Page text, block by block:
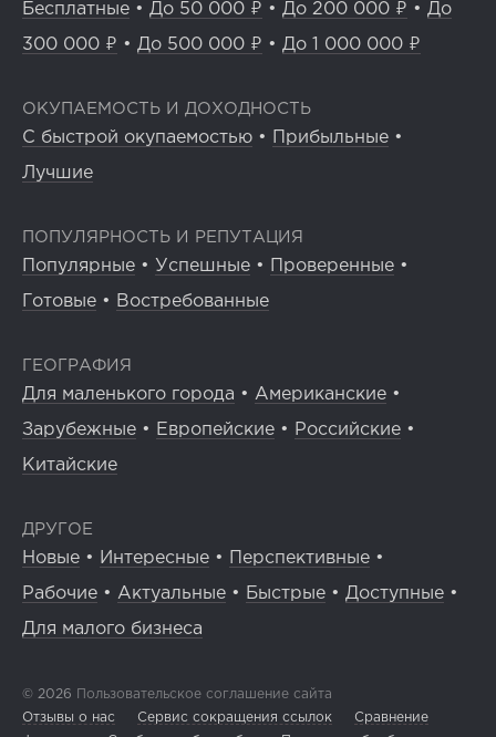
Бесплатные • До 50 000 ₽ • До 200 000 ₽ • До
300 000 ₽ • До 500 000 ₽ • До 1 000 000 ₽
ОКУПАЕМОСТЬ И ДОХОДНОСТЬ
С быстрой окупаемостью • Прибыльные •
Лучшие
ПОПУЛЯРНОСТЬ И РЕПУТАЦИЯ
Популярные • Успешные • Проверенные •
Готовые • Востребованные
ГЕОГРАФИЯ
Для маленького города • Американские •
Зарубежные • Европейские • Российские •
Китайские
ДРУГОЕ
Новые • Интересные • Перспективные •
Рабочие • Актуальные • Быстрые • Доступные •
Для малого бизнеса
© 2026 Пользовательское соглашение сайта
Отзывы о нас
Сервис сокращения ссылок
Сравнение